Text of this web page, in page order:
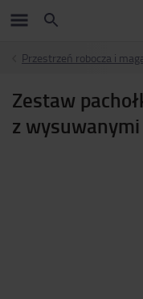
Przestrzeń robocza i
Zestaw
z